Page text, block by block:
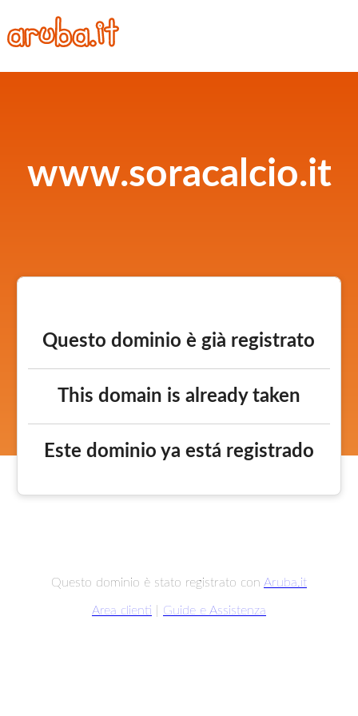
www.soracalcio.it
Questo dominio è già registrato
This domain is already taken
Este dominio ya está registrado
Questo dominio è stato registrato con Aruba.it
Area clienti Guide e Assistenza